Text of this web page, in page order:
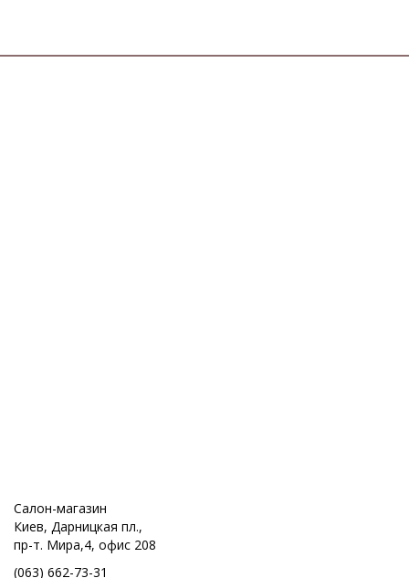
Салон-магазин
Киев, Дарницкая пл.,
пр-т. Мира,4, офис 208
(063) 662-73-31